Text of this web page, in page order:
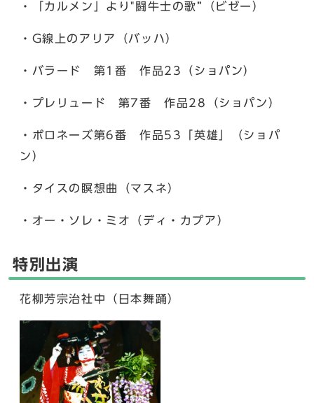
・「カルメン」より"闘牛士の歌”（ビゼー）
・G線上のアリア（バッハ）
・バラード 第1番 作品23（ショパン）
・プレリュード 第7番 作品28（ショパン）
・ポロネーズ第6番 作品53「英雄」（ショパ
ン）
・タイスの瞑想曲（マスネ）
・オー・ソレ・ミオ（ディ・カプア）
特別出演
花柳芳宗治社中（日本舞踊）